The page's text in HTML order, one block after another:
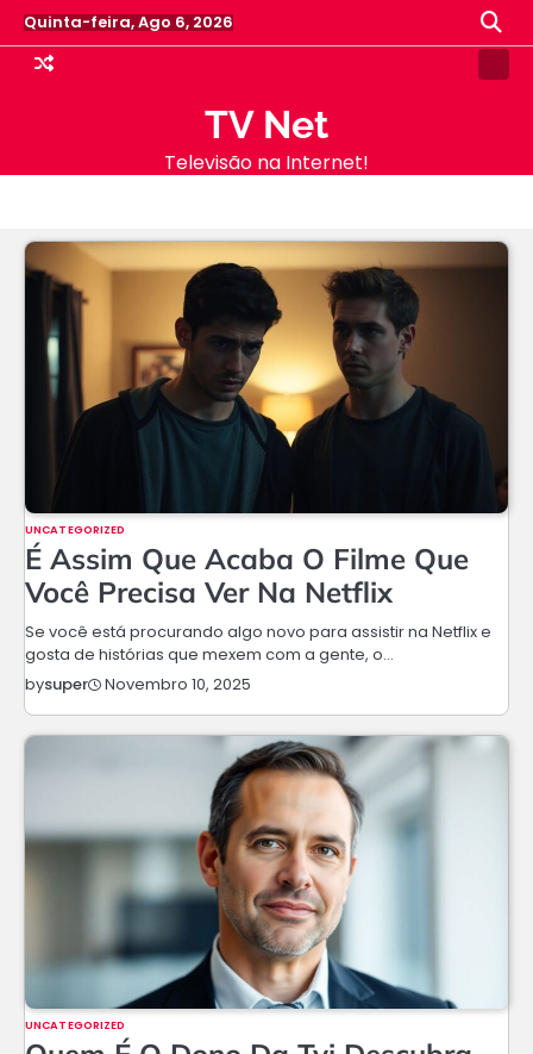
Skip
to
content
Quinta-feira, Ago 6, 2026
TV Net
Televisão na Internet!
UNCATEGORIZED
É Assim Que Acaba O Filme Que
Você Precisa Ver Na Netflix
Se você está procurando algo novo para assistir na Netflix e
gosta de histórias que mexem com a gente, o…
bysuper Novembro 10, 2025
UNCATEGORIZED